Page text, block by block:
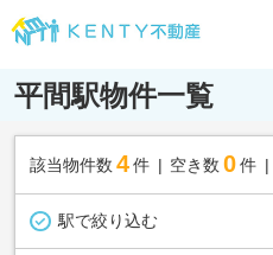
平間駅物件一覧
該当物件数 4件 空き数 0 件
駅で絞り込む